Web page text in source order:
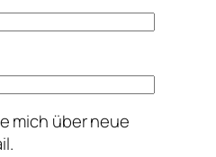
mich über neue